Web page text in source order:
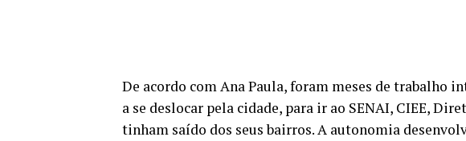
De acordo com Ana Paula, foram meses de trabalho
a se deslocar pela cidade, para ir ao SENAI, CIEE,
tinham saído dos seus bairros. A autonomia